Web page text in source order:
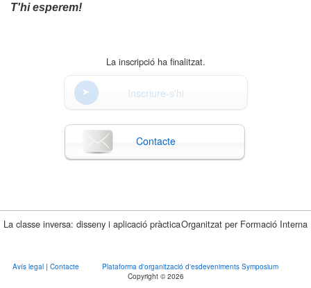
T'hi esperem!
La inscripció ha finalitzat.
Inscriure-s'hi
Contacte
La classe inversa: disseny i aplicació pràcticaOrganitzat per Formació Interna
Avís legal | Contacte
Plataforma d'organització d'esdeveniments Symposium
Copyright © 2026